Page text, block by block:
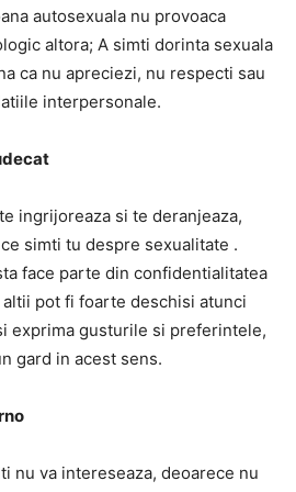
autosexuala nu provoaca
altora; A simti dorinta sexuala
ca nu apreciezi, nu respecti sau
interpersonale.
ingrijoreaza si te deranjeaza,
simti tu despre sexualitate .
face parte din confidentialitatea
pot fi foarte deschisi atunci
exprima gusturile si preferintele,
gard in acest sens.
nu va intereseaza, deoarece nu